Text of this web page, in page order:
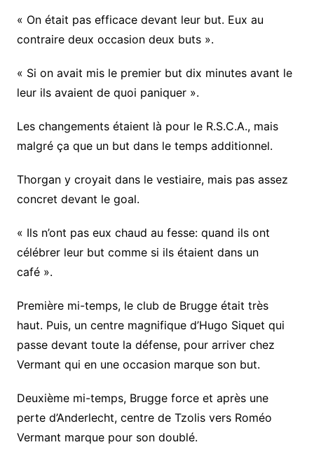
« On était pas efficace devant leur but. Eux au
contraire deux occasion deux buts ».
« Si on avait mis le premier but dix minutes avant le
leur ils avaient de quoi paniquer ».
Les changements étaient là pour le R.S.C.A., mais
malgré ça que un but dans le temps additionnel.
Thorgan y croyait dans le vestiaire, mais pas assez
concret devant le goal.
« Ils n’ont pas eux chaud au fesse: quand ils ont
célébrer leur but comme si ils étaient dans un
café ».
Première mi-temps, le club de Brugge était très
haut. Puis, un centre magnifique d’Hugo Siquet qui
passe devant toute la défense, pour arriver chez
Vermant qui en une occasion marque son but.
Deuxième mi-temps, Brugge force et après une
perte d’Anderlecht, centre de Tzolis vers Roméo
Vermant marque pour son doublé.